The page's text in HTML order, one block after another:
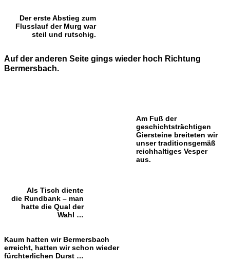
Der erste Abstieg zum
Flusslauf der Murg war
steil und rutschig.
Auf der anderen Seite gings wieder hoch Richtung
Bermersbach.
Am Fuß der
geschichtsträchtigen
Giersteine breiteten wir
unser traditionsgemäß
reichhaltiges Vesper
aus.
Als Tisch diente
die Rundbank – man
hatte die Qual der
Wahl …
Kaum hatten wir Bermersbach
erreicht, hatten wir schon wieder
fürchterlichen Durst …